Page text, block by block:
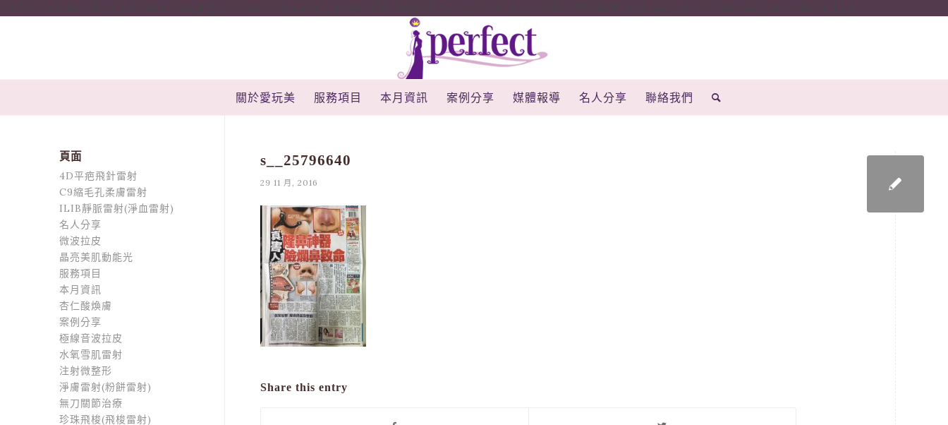
關於愛玩美 服務項目 本月資訊 案例分享 媒體報導 名人分享 聯絡我們
s__25796640
29 11 月, 2016
Share this entry
頁面
4D平疤飛針雷射
C9縮毛孔柔膚雷射
ILIB靜脈雷射(淨血雷射)
名人分享
微波拉皮
晶亮美肌動能光
服務項目
本月資訊
杏仁酸煥膚
案例分享
極線音波拉皮
水氧雪肌雷射
注射微整形
淨膚雷射(粉餅雷射)
無刀關節治療
珍珠飛梭(飛梭雷射)